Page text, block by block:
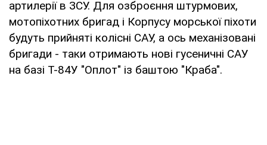
артилерії в ЗСУ. Для озброєння штурмових,
мотопіхотних бригад і Корпусу морської піхоти
будуть прийняті колісні САУ, а ось механізовані
бригади - таки отримають нові гусеничні САУ
на базі Т-84У "Оплот" із баштою "Краба".